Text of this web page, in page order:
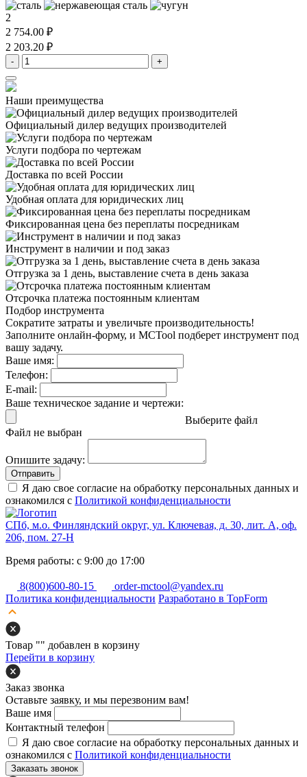
2
2 754.00 ₽
2 203.20 ₽
- +
Наши преимущества
Официальный дилер ведущих производителей
Услуги подбора по чертежам
Доставка по всей России
Удобная оплата для юридических лиц
Фиксированная цена без переплаты посредникам
Инструмент в наличии и под заказ
Отгрузка за 1 день, выставление счета в день заказа
Отсрочка платежа постоянным клиентам
Подбор инструмента
Сократите затраты и увеличьте производительность!
Заполните онлайн-форму, и MCTool подберет инструмент под
вашу задачу.
Ваше имя:
Телефон:
E-mail:
Ваше техническое задание и чертежи:
Выберите файл
Файл не выбран
Опишите задачу:
Отправить
Я даю свое согласие на обработку персональных данных и
ознакомился с Политикой конфиденциальности
СПб, м.о. Финляндский округ, ул. Ключевая, д. 30, лит. А, оф.
206, пом. 27-Н
Время работы: с 9:00 до 17:00
8(800)600-80-15
order-mctool@yandex.ru
Политика конфиденциальности Разработано в TopForm
Товар "" добавлен в корзину
Перейти в корзину
Заказ звонка
Оставьте заявку, и мы перезвоним вам!
Ваше имя
Контактный телефон
Я даю свое согласие на обработку персональных данных и
ознакомился с Политикой конфиденциальности
Заказать звонок